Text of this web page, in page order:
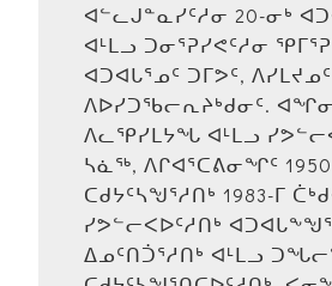
ᐊᓪᓚᒍᓐᓇᓯᑦᓱᓂ 20-ᓂᒃ
ᐊᒻᒪᓗ ᑐᓂᕐᕈᓯᕙᑦᓱᓂ
ᐊᑐᐊᒐᕐᓄᑦ ᑐᒥᕗᑦ,
ᐱᐅᓯᑐᖃᓕᕆᔨᒃᑯᓂᑦ.
ᐱᓚᕿᓯᒪᔭᖓ ᐊᒻᒪᓗ
ᓴᓈᖅ, ᐱᒋᐊᕐᑕᕕᓂᖏᑦ
ᑕᑯᔭᑦᓴᖑᕐᓱᑎᒃ 1983-ᒥ
ᓯᕗᓪᓕᐸᐅᑦᓱᑎᒃ
ᐃᓄᑦᑎᑑᕐᓱᑎᒃ ᐊᒻᒪᓗ